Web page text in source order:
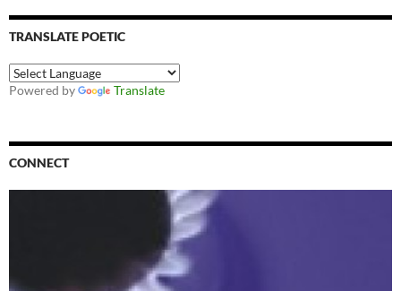
TRANSLATE POETIC
Powered by Translate
CONNECT